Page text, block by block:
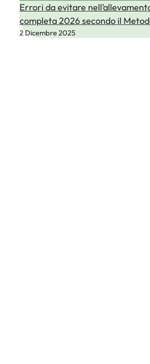
Errori da evitare
completa 2026 secondo il
2 Dicembre 2025